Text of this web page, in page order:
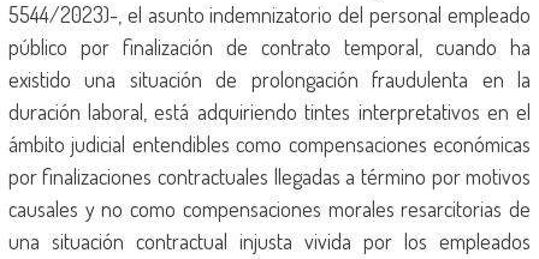
5544/2023)-, el asunto indemnizatorio del personal empleado
público por finalización de contrato temporal, cuando ha
existido una situación de prolongación fraudulenta en la
duración laboral, está adquiriendo tintes interpretativos en el
ámbito judicial entendibles como compensaciones económicas
por finalizaciones contractuales llegadas a término por motivos
causales y no como compensaciones morales resarcitorias de
una situación contractual injusta vivida por los empleados